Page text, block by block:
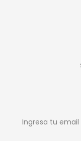
Ingresa tu